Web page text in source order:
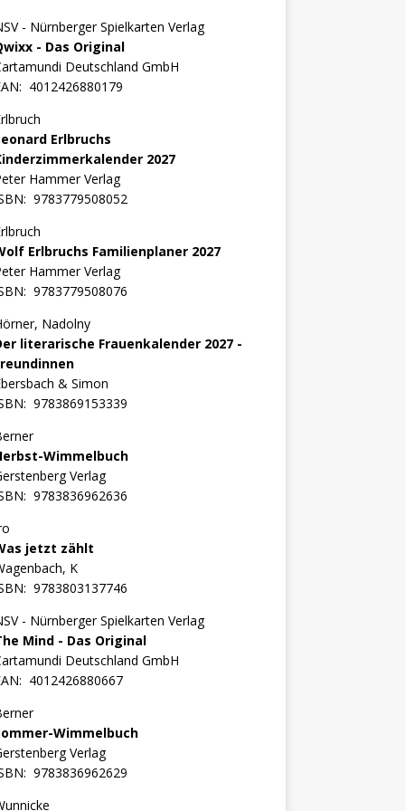
- Nürnberger Spielkarten Verlag
- Das Original
Deutschland GmbH
4012426880179
Erlbruchs
2027
Hammer Verlag
9783779508052
Erlbruchs Familienplaner 2027
Hammer Verlag
9783779508076
Nadolny
literarische Frauenkalender 2027 -
& Simon
9783869153339
Wimmelbuch
Verlag
9783836962636
jetzt zählt
K
9783803137746
- Nürnberger Spielkarten Verlag
Mind - Das Original
Deutschland GmbH
4012426880667
Wimmelbuch
Verlag
9783836962629